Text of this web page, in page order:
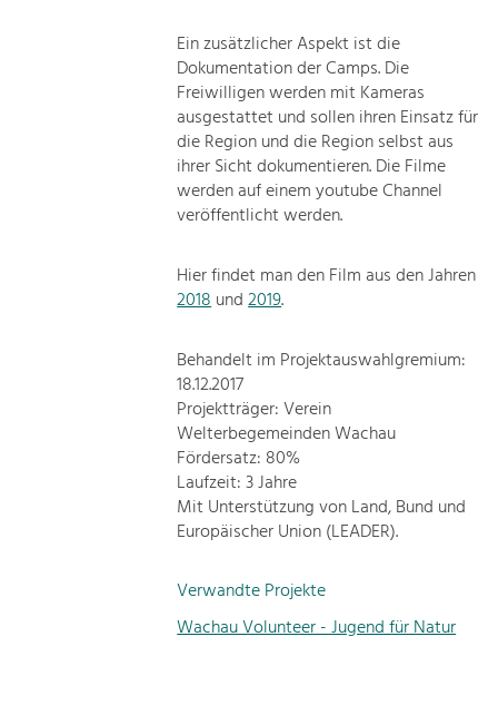
Ein zusätzlicher Aspekt ist die
Dokumentation der Camps. Die
Freiwilligen werden mit Kameras
ausgestattet und sollen ihren Einsatz für
die Region und die Region selbst aus
ihrer Sicht dokumentieren. Die Filme
werden auf einem youtube Channel
veröffentlicht werden.
Hier findet man den Film aus den Jahren
2018und2019.
Behandelt im Projektauswahlgremium:
18.12.2017
Projektträger: Verein
Welterbegemeinden Wachau
Fördersatz: 80%
Laufzeit: 3 Jahre
Mit Unterstützung von Land, Bund und
Europäischer Union (LEADER).
Verwandte Projekte
Wachau Volunteer - Jugend für Natur